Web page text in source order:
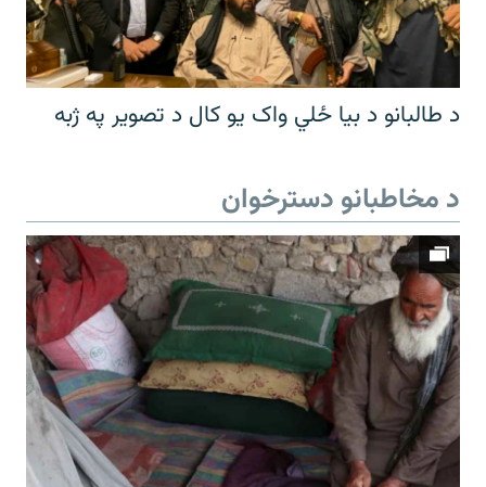
د طالبانو د بیا ځلي واک یو کال د تصویر په ژبه
د مخاطبانو دسترخوان